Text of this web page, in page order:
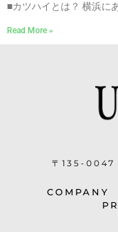
■カツハイとは？ 横浜に
Read More »
〒135-0047
COMPANY